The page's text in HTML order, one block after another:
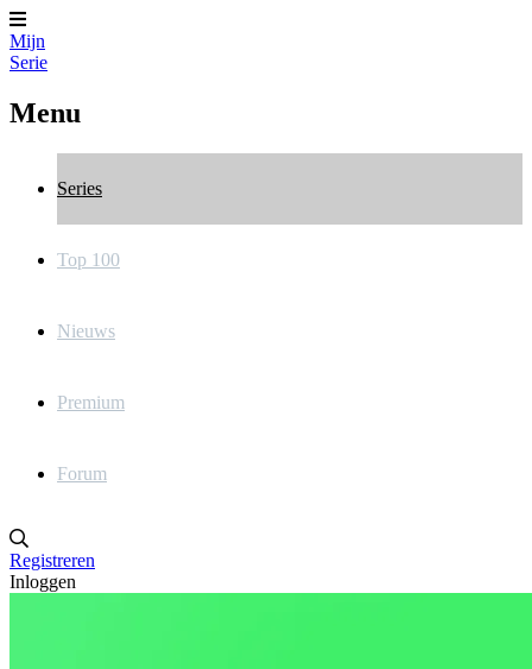
Mijn
Serie
Menu
Series
Top 100
Nieuws
Premium
Forum
Registreren
Inloggen